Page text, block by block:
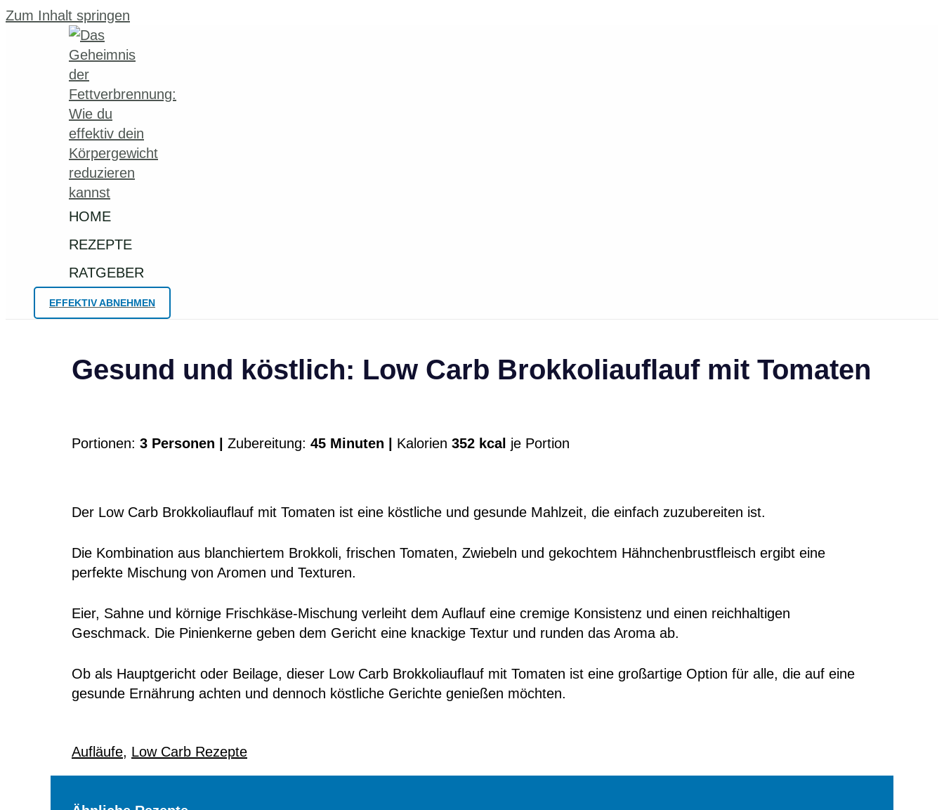
Zum Inhalt springen
HOME
REZEPTE
RATGEBER
EFFEKTIV ABNEHMEN
Gesund und köstlich: Low Carb Brokkoliauflauf mit Tomaten
Portionen: 3 Personen | Zubereitung: 45 Minuten | Kalorien 352 kcal je Portion
Der Low Carb Brokkoliauflauf mit Tomaten ist eine köstliche und gesunde Mahlzeit, die einfach zuzubereiten ist.
Die Kombination aus blanchiertem Brokkoli, frischen Tomaten, Zwiebeln und gekochtem Hähnchenbrustfleisch ergibt eine
perfekte Mischung von Aromen und Texturen.
Eier, Sahne und körnige Frischkäse-Mischung verleiht dem Auflauf eine cremige Konsistenz und einen reichhaltigen
Geschmack. Die Pinienkerne geben dem Gericht eine knackige Textur und runden das Aroma ab.
Ob als Hauptgericht oder Beilage, dieser Low Carb Brokkoliauflauf mit Tomaten ist eine großartige Option für alle, die auf eine
gesunde Ernährung achten und dennoch köstliche Gerichte genießen möchten.
Aufläufe, Low Carb Rezepte